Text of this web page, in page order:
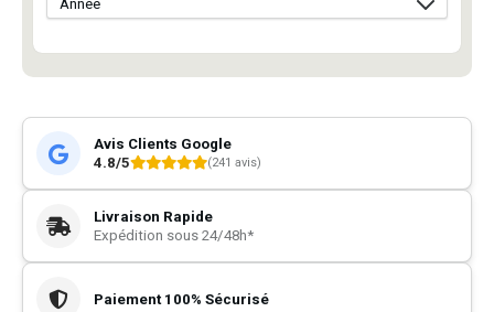
Avis Clients Google
4.8/5
(241 avis)
Livraison Rapide
Expédition sous 24/48h*
Paiement 100% Sécurisé